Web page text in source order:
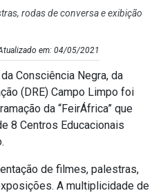
rodas de conversa e exibição
em: 04/05/2021
Consciência Negra, da
(DRE) Campo Limpo foi
da “FeirÁfrica” que
8 Centros Educacionais
de filmes, palestras,
A multiplicidade de